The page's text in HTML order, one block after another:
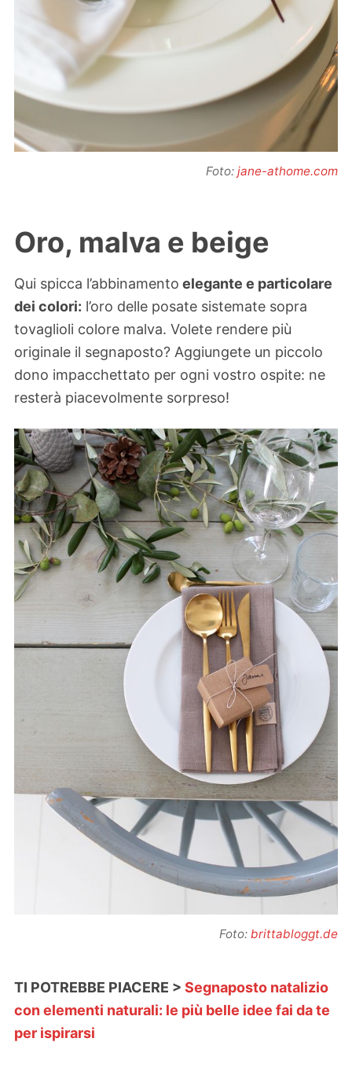
Foto: jane-athome.com
Oro, malva e beige
Qui spicca l’abbinamento elegante e particolare
dei colori: l’oro delle posate sistemate sopra
tovaglioli colore malva. Volete rendere più
originale il segnaposto? Aggiungete un piccolo
dono impacchettato per ogni vostro ospite: ne
resterà piacevolmente sorpreso!
Foto: brittabloggt.de
TI POTREBBE PIACERE > Segnaposto natalizio
con elementi naturali: le più belle idee fai da te
per ispirarsi